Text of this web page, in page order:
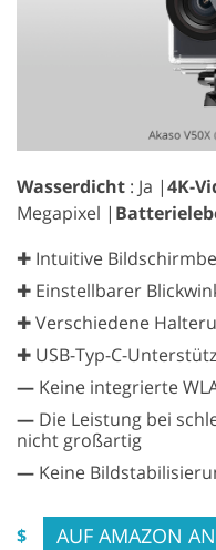
Wasserdicht : Ja |4K-
Megapixel |
✚ Intuitive
✚ Einstellbarer
✚ Verschiedene
✚ USB-Typ-C-
— Keine integrierte
— Die Leistung bei
nicht großartig
— Keine
$ AUF AMAZON